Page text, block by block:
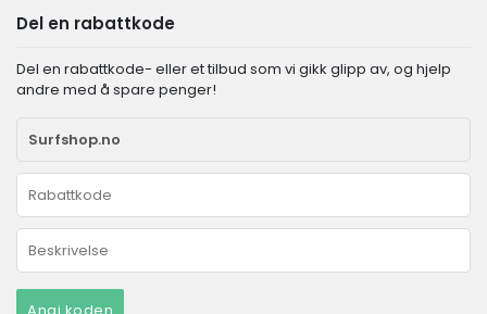
Del en rabattkode
Del en rabattkode- eller et tilbud som vi gikk glipp av, og hjelp
andre med å spare penger!